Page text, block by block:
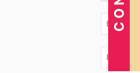
EC + 593
EC + 593